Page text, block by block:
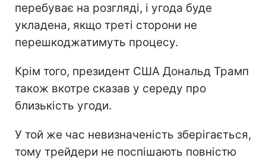
перебуває на розгляді, і угода буде
укладена, якщо треті сторони не
перешкоджатимуть процесу.
Крім того, президент США Дональд Трамп
також вкотре сказав у середу про
близькість угоди.
У той же час невизначеність зберігається,
тому трейдери не поспішають повністю